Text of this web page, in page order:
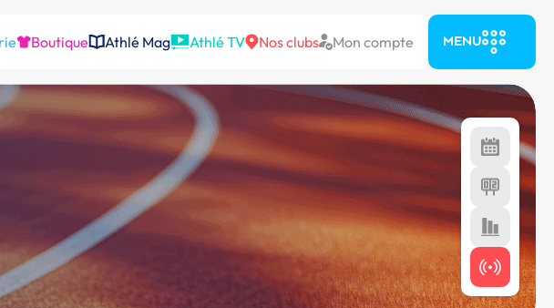
Boutique Athlé Mag Athlé TV Nos clubs Mon compte MENU